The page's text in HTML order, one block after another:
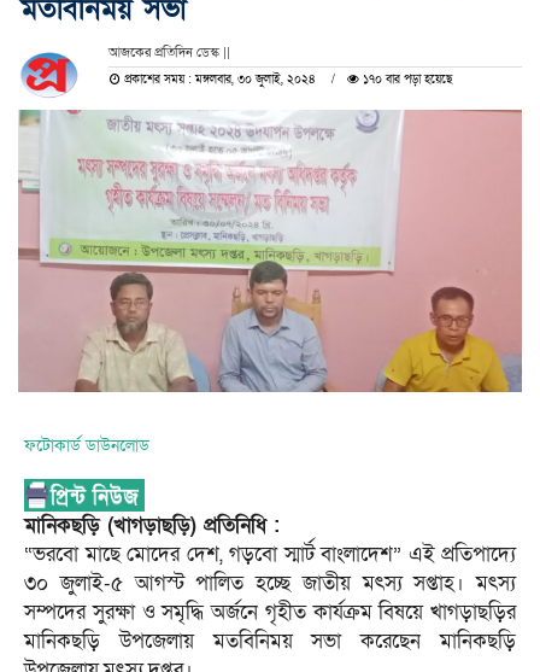
মতবিনিময় সভা
আজকের প্রতিদিন ডেস্ক ||
প্রকাশের সময় : মঙ্গলবার, ৩০ জুলাই, ২০২৪ ১৭০ বার পড়া হয়েছে
ফটোকার্ড ডাউনলোড
মানিকছড়ি (খাগড়াছড়ি) প্রতিনিধি :
“ভরবো মাছে মোদের দেশ, গড়বো স্মার্ট বাংলাদেশ” এই প্রতিপাদ্যে
৩০ জুলাই-৫ আগস্ট পালিত হচ্ছে জাতীয় মৎস্য সপ্তাহ। মৎস্য
সম্পদের সুরক্ষা ও সমৃদ্ধি অর্জনে গৃহীত কার্যক্রম বিষয়ে খাগড়াছড়ির
মানিকছড়ি উপজেলায় মতবিনিময় সভা করেছেন মানিকছড়ি